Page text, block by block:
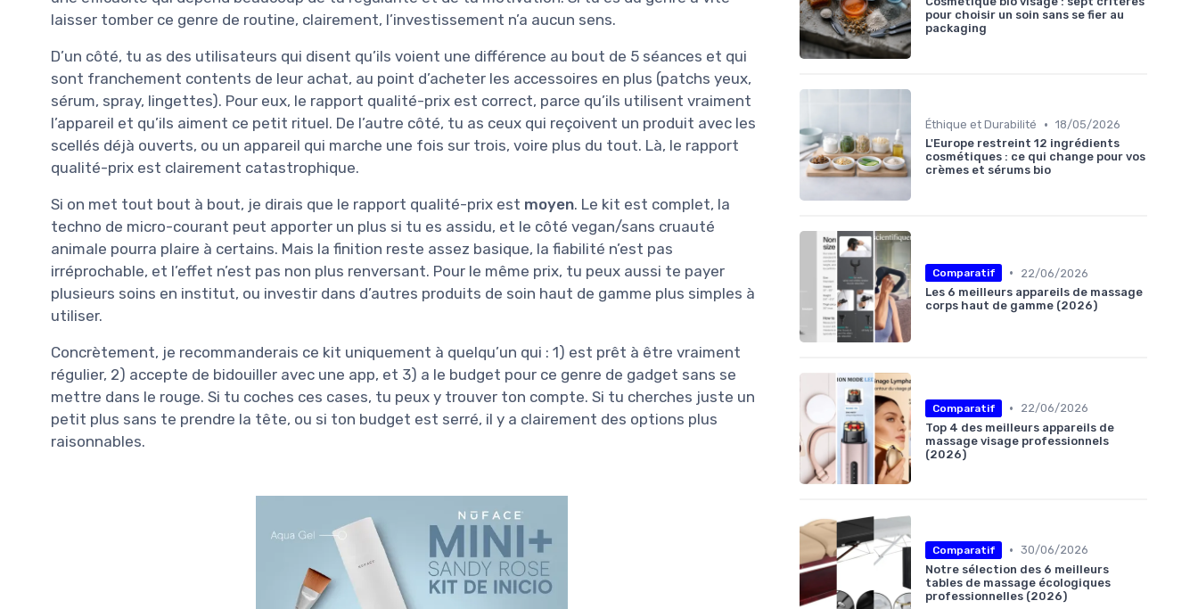
laisser tomber ce genre de routine, clairement, l’investissement n’a aucun sens.
D’un côté, tu as des utilisateurs qui disent qu’ils voient une différence au bout de 5 séances et qui
sont franchement contents de leur achat, au point d’acheter les accessoires en plus (patchs yeux,
sérum, spray, lingettes). Pour eux, le rapport qualité-prix est correct, parce qu’ils utilisent vraiment
l’appareil et qu’ils aiment ce petit rituel. De l’autre côté, tu as ceux qui reçoivent un produit avec les
scellés déjà ouverts, ou un appareil qui marche une fois sur trois, voire plus du tout. Là, le rapport
qualité-prix est clairement catastrophique.
Si on met tout bout à bout, je dirais que le rapport qualité-prix est moyen. Le kit est complet, la
techno de micro-courant peut apporter un plus si tu es assidu, et le côté vegan/sans cruauté
animale pourra plaire à certains. Mais la finition reste assez basique, la fiabilité n’est pas
irréprochable, et l’effet n’est pas non plus renversant. Pour le même prix, tu peux aussi te payer
plusieurs soins en institut, ou investir dans d’autres produits de soin haut de gamme plus simples à
utiliser.
Concrètement, je recommanderais ce kit uniquement à quelqu’un qui : 1) est prêt à être vraiment
régulier, 2) accepte de bidouiller avec une app, et 3) a le budget pour ce genre de gadget sans se
mettre dans le rouge. Si tu coches ces cases, tu peux y trouver ton compte. Si tu cherches juste un
petit plus sans te prendre la tête, ou si ton budget est serré, il y a clairement des options plus
raisonnables.
pour choisir un soin sans se fier au
packaging
Éthique et Durabilité • 18/05/2026
L'Europe restreint 12 ingrédients
cosmétiques : ce qui change pour vos
crèmes et sérums bio
Comparatif •
22/06/2026
Les 6 meilleurs appareils de massage
corps haut de gamme (2026)
Comparatif •
22/06/2026
Top 4 des meilleurs appareils de
massage visage professionnels
(2026)
Comparatif • 30/06/2026
Notre sélection des 6 meilleurs
tables de massage écologiques
professionnelles (2026)